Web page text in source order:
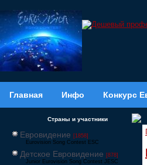
Главная Инфо Конкурс
Страны и участники
Евровидение [1858]
Eurovision Song Contest ESC
Детское Евровидение [878]
Junior Eurovision Song Contest JESC